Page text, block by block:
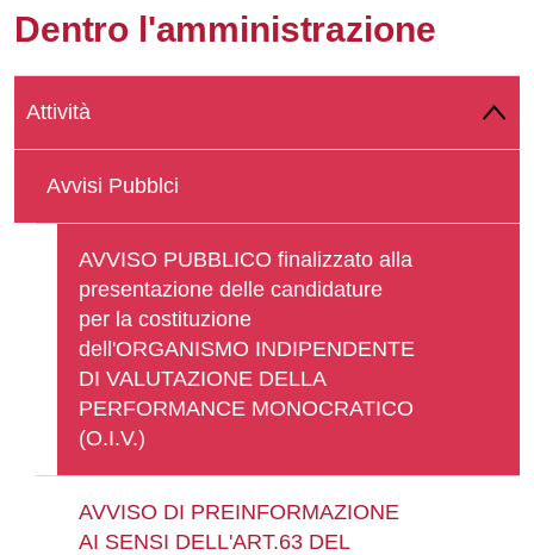
Dentro l'amministrazione
Attività
Avvisi Pubblci
AVVISO PUBBLICO finalizzato alla
presentazione delle candidature
per la costituzione
dell'ORGANISMO INDIPENDENTE
DI VALUTAZIONE DELLA
PERFORMANCE MONOCRATICO
(O.I.V.)
AVVISO DI PREINFORMAZIONE
AI SENSI DELL'ART.63 DEL